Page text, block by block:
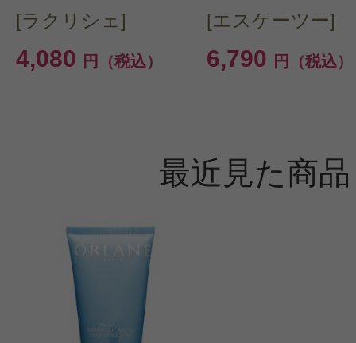
[ラクリシェ]
4,080 円（税込）
[エスケーツー]
6,790 円（税込）
最近見た商品